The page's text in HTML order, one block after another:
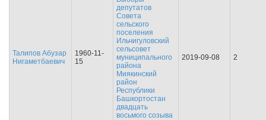
Талипов Абузар
Нигаметбаевич
1960-11-
15
депутатов
Совета
сельского
поселения
Ильчигуловский
сельсовет
муниципального
района
Миякинский
район
Республики
Башкортостан
двадцать
восьмого созыва
2019-09-08 2